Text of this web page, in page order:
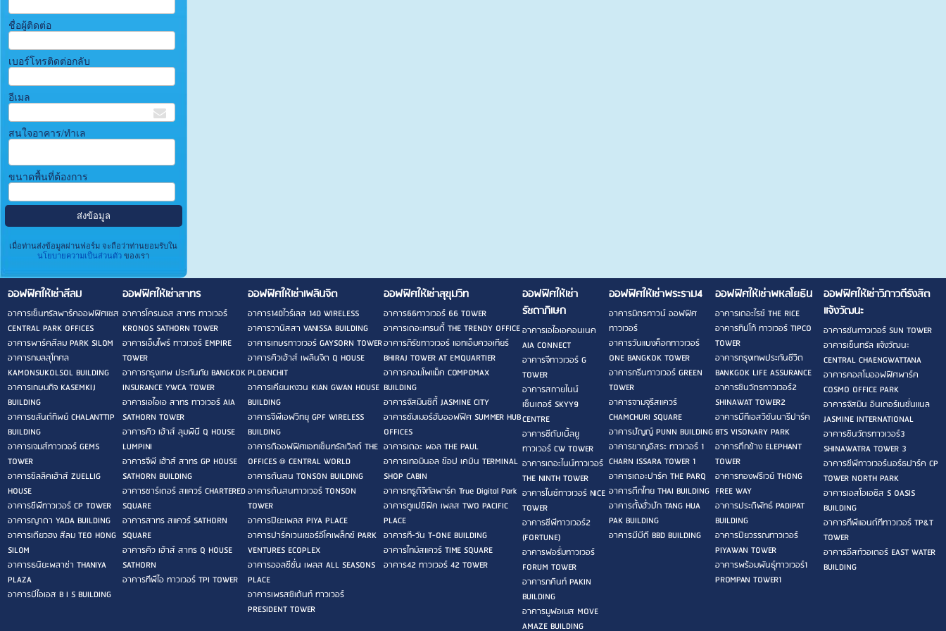
ชื่อผู้ติดต่อ
เบอร์โทรติดต่อกลับ
อีเมล
สนใจอาคาร/ทำเล
ขนาดพื้นที่ต้องการ
เมื่อท่านส่งข้อมูลผ่านฟอร์ม จะถือว่าท่านยอมรับใน
นโยบายความเป็นส่วนตัวของเรา
ออฟฟิศให้เช่าสีลม
อาคารเซ็นทรัลพาร์คออฟฟิศเซส
CENTRAL PARK OFFICES
อาคารพาร์คสีลม PARK SILOM
อาคารกมลสุโกศล
KAMONSUKOLSOL BUILDING
อาคารเกษมกิจ KASEMKIJ
BUILDING
อาคารชลันต์ทิพย์ CHALANTTIP
BUILDING
อาคารเจมส์ทาวเวอร์ GEMS
TOWER
อาคารซิลลิคเฮ้าส์ ZUELLIG
HOUSE
อาคารซีพีทาวเวอร์ CP TOWER
อาคารญาดา YADA BUILDING
อาคารเตียวฮง สีลม TEO HONG
SILOM
อาคารธนิยะพลาซ่า THANIYA
PLAZA
อาคารบีไอเอส B I S BUILDING
ออฟฟิศให้เช่าสาทร
อาคารโครนอส สาทร ทาวเวอร์
KRONOS SATHORN TOWER
อาคารเอ็มไพร์ ทาวเวอร์ EMPIRE
TOWER
อาคารกรุงเทพ ประกันภัย BANGKOK
INSURANCE YWCA TOWER
อาคารเอไอเอ สาทร ทาวเวอร์ AIA
SATHORN TOWER
อาคารคิว เฮ้าส์ ลุมพินี Q HOUSE
LUMPINI
อาคารจีพี เฮ้าส์ สาทร GP HOUSE
SATHORN BUILDING
อาคารชาร์เตอร์ สแควร์ CHARTERED
SQUARE
อาคารสาทร สแควร์ SATHORN
SQUARE
อาคารคิว เฮ้าส์ สาทร Q HOUSE
SATHORN
อาคารทีพีไอ ทาวเวอร์ TPI TOWER
ออฟฟิศให้เช่าเพลินจิต
อาคาร140ไวร์เลส 140 WIRELESS
อาคารวานิสสา VANISSA BUILDING
อาคารเกษรทาวเวอร์ GAYSORN TOWER
อาคารคิวเฮ้าส์ เพลินจิต Q HOUSE
PLOENCHIT
อาคารเคียนหงวน KIAN GWAN HOUSE
BUILDING
อาคารจีพีเอฟวิทยุ GPF WIRELESS
BUILDING
อาคารดิออฟฟิศแอทเซ็นทรัลเวิลด์ THE
OFFICES @ CENTRAL WORLD
อาคารต้นสน TONSON BUILDING
อาคารต้นสนทาวเวอร์ TONSON
TOWER
อาคารปิยะเพลส PIYA PLACE
อาคารปาร์คเวนเชอร์อีโคเพล็กซ์ PARK
VENTURES ECOPLEX
อาคารออลซีซั่น เพลส ALL SEASONS
PLACE
อาคารเพรสซิเด้นท์ ทาวเวอร์
PRESIDENT TOWER
ออฟฟิศให้เช่าสุขุมวิท
อาคาร66ทาวเวอร์ 66 TOWER
อาคารเดอะเทรนดี้ THE TRENDY OFFICE
อาคารภิรัชทาวเวอร์ แอทเอ็มควอเทียร์
BHIRAJ TOWER AT EMQUARTIER
อาคารคอมโพแม็ค COMPOMAX
BUILDING
อาคารจัสมินซิตี้ JASMINE CITY
อาคารซัมเมอร์ฮับออฟฟิศ SUMMER HUB
OFFICES
อาคารเดอะ พอล THE PAUL
อาคารเทอมินอล ช๊อป เคบิน TERMINAL
SHOP CABIN
อาคารทรูดิจิทัลพาร์ค True Digital Park
อาคารทูแปซิฟิค เพลส TWO PACIFIC
PLACE
อาคารที-วัน T-ONE BUILDING
อาคารไทม์สแควร์ TIME SQUARE
อาคาร42 ทาวเวอร์ 42 TOWER
ออฟฟิศให้เช่า
รัชดาภิเษก
อาคารเอไอเอคอนเนค
AIA CONNECT
อาคารจีทาวเวอร์ G
TOWER
อาคารสกายไนน์
เซ็นเตอร์ SKYY9
CENTRE
อาคารซีดับเบิ้ลยู
ทาวเวอร์ CW TOWER
อาคารเดอะไนน์ทาวเวอร์
THE NINTH TOWER
อาคารไนซ์ทาวเวอร์ NICE
TOWER
อาคารซีพีทาวเวอร์2
(FORTUNE)
อาคารฟอรั่มทาวเวอร์
FORUM TOWER
อาคารภคินท์ PAKIN
BUILDING
อาคารมูฟอเมส MOVE
AMAZE BUILDING
ออฟฟิศให้เช่าพระราม4
อาคารมิตรทาวน์ ออฟฟิศ
ทาวเวอร์
อาคารวันแบงค็อกทาวเวอร์
ONE BANGKOK TOWER
อาคารกรีนทาวเวอร์ GREEN
TOWER
อาคารจามจุรีสแควร์
CHAMCHURI SQUARE
อาคารปัญญ์ PUNN BUILDING
อาคารชาญอิสระ ทาวเวอร์ 1
CHARN ISSARA TOWER 1
อาคารเดอะปาร์ค THE PARQ
อาคารตึกไทย THAI BUILDING
อาคารตั้งฮั่วปัก TANG HUA
PAK BUILDING
อาคารบีบีดี BBD BUILDING
ออฟฟิศให้เช่าพหลโยธิน
อาคารเดอะไรซ์ THE RICE
อาคารทิปโก้ ทาวเวอร์ TIPCO
TOWER
อาคารกรุงเทพประกันชีวิต
BANKGOK LIFE ASSURANCE
อาคารชินวัตรทาวเวอร์2
SHINAWAT TOWER2
อาคารบีทีเอสวิชันนารีปาร์ค
BTS VISONARY PARK
อาคารตึกช้าง ELEPHANT
TOWER
อาคารทองฟรีเวย์ THONG
FREE WAY
อาคารประดิพัทธ์ PADIPAT
BUILDING
อาคารปิยวรรณทาวเวอร์
PIYAWAN TOWER
อาคารพร้อมพันธ์ุทาวเวอร์1
PROMPAN TOWER1
ออฟฟิศให้เช่าวิภาวดีรังสิต
แจ้งวัฒนะ
อาคารซันทาวเวอร์ SUN TOWER
อาคารเซ็นทรัล แจ้งวัฒนะ
CENTRAL CHAENGWATTANA
อาคารคอสโมออฟฟิศพาร์ค
COSMO OFFICE PARK
อาคารจัสมิน อินเตอร์เนชั่นแนล
JASMINE INTERNATIONAL
อาคารชินวัตรทาวเวอร์3
SHINAWATRA TOWER 3
อาคารซีพีทาวเวอร์นอร์ธปาร์ค CP
TOWER NORTH PARK
อาคารเอสโอเอซิส S OASIS
BUILDING
อาคารทีพีแอนด์ทีทาวเวอร์ TP&T
TOWER
อาคารอีสท์วอเตอร์ EAST WATER
BUILDING